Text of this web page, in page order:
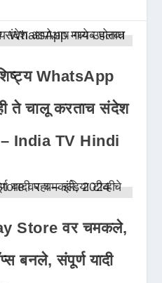
WhatsApp
ते चालू करताच संदेश
– India TV Hindi
Store वर चमकले,
बनले, संपूर्ण यादी